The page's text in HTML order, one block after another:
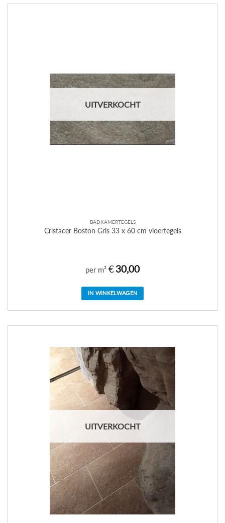
UITVERKOCHT
BADKAMERTEGELS
Cristacer Boston Gris 33 x 60 cm vloertegels
per m² €30,00
IN WINKELWAGEN
UITVERKOCHT